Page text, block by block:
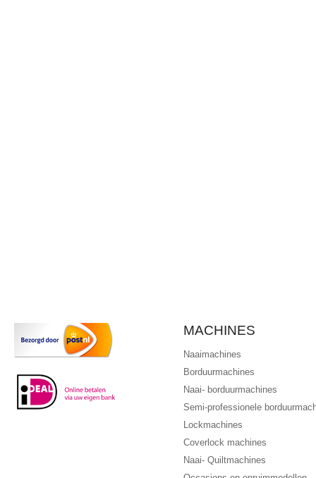
MACHINES
Naaimachines
Borduurmachines
Naai- borduurmachines
Semi-professionele
Lockmachines
Coverlock machines
Naai- Quiltmachines